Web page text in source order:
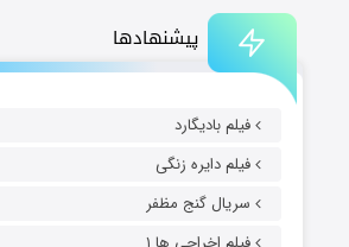
پیشنهادها
فیلم بادیگارد
فیلم دایره زنگی
سریال گنج مظفر